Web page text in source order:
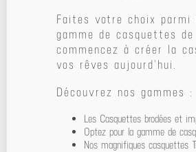
Faites votre choix parmi
gamme de casquettes
commencez à créer la
vos rêves aujourd'hui.
Découvrez nos gammes :
Les Casquettes brodées et
Optez pour la gamme de
Nos magnifiques casquettes